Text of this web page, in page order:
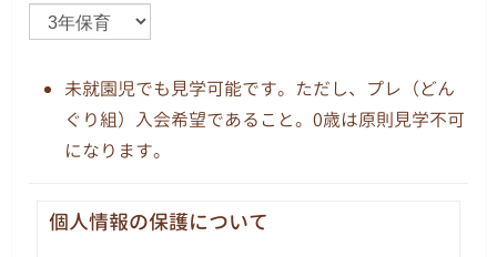
未就園児でも見学可能です。ただし、プレ（どん
ぐり組）入会希望であること。0歳は原則見学不可
になります。
個人情報の保護について